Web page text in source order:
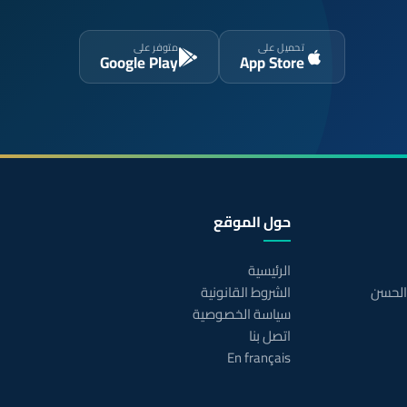
تحميل على
App Store
متوفر على
Google Play
حول الموقع
الرئيسية
الشروط القانونية
سياسة الخصوصية
اتصل بنا
En français